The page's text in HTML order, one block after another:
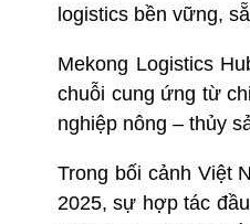
logistics bền vững,
Mekong Logistics
chuỗi cung ứng từ
nghiệp nông – thủy
Trong bối cảnh Việt
2025, sự hợp tác